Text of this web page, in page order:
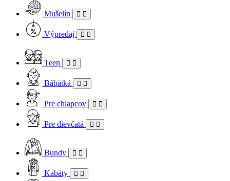
Mušelín
Výpredaj
Teen
Bábätká
Pre chlapcov
Pre dievčatá
Bundy
Kabáty